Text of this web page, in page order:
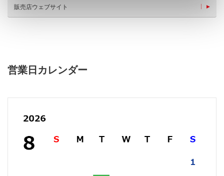
販売店ウェブサイト
営業日カレンダー